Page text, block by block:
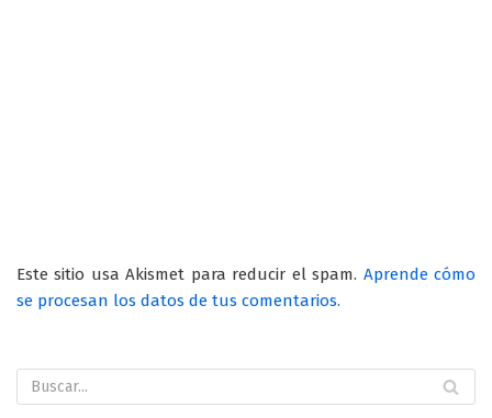
Este sitio usa Akismet para reducir el spam. Aprende cómo
se procesan los datos de tus comentarios.